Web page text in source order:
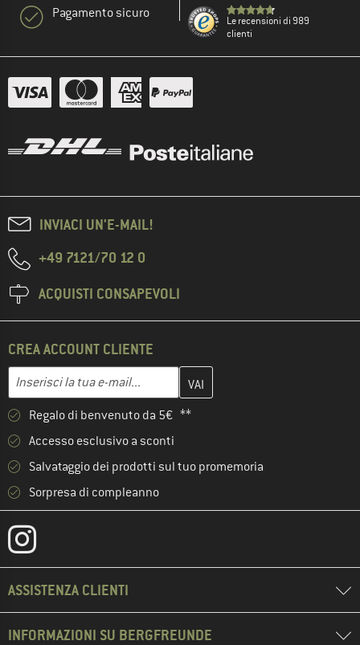
Pagamento sicuro
Le recensioni di 989
clienti
INVIACI UN'E-MAIL!
+49 7121/70 12 0
ACQUISTI CONSAPEVOLI
CREA ACCOUNT CLIENTE
Indirizzo e-mail
Inserisci qui il tuo indirizzo e-mail e crea il tuo account cliente
Regalo di benvenuto da 5€ **
Accesso esclusivo a sconti
Salvataggio dei prodotti sul tuo promemoria
Sorpresa di compleanno
ASSISTENZA CLIENTI
INFORMAZIONI SU BERGFREUNDE